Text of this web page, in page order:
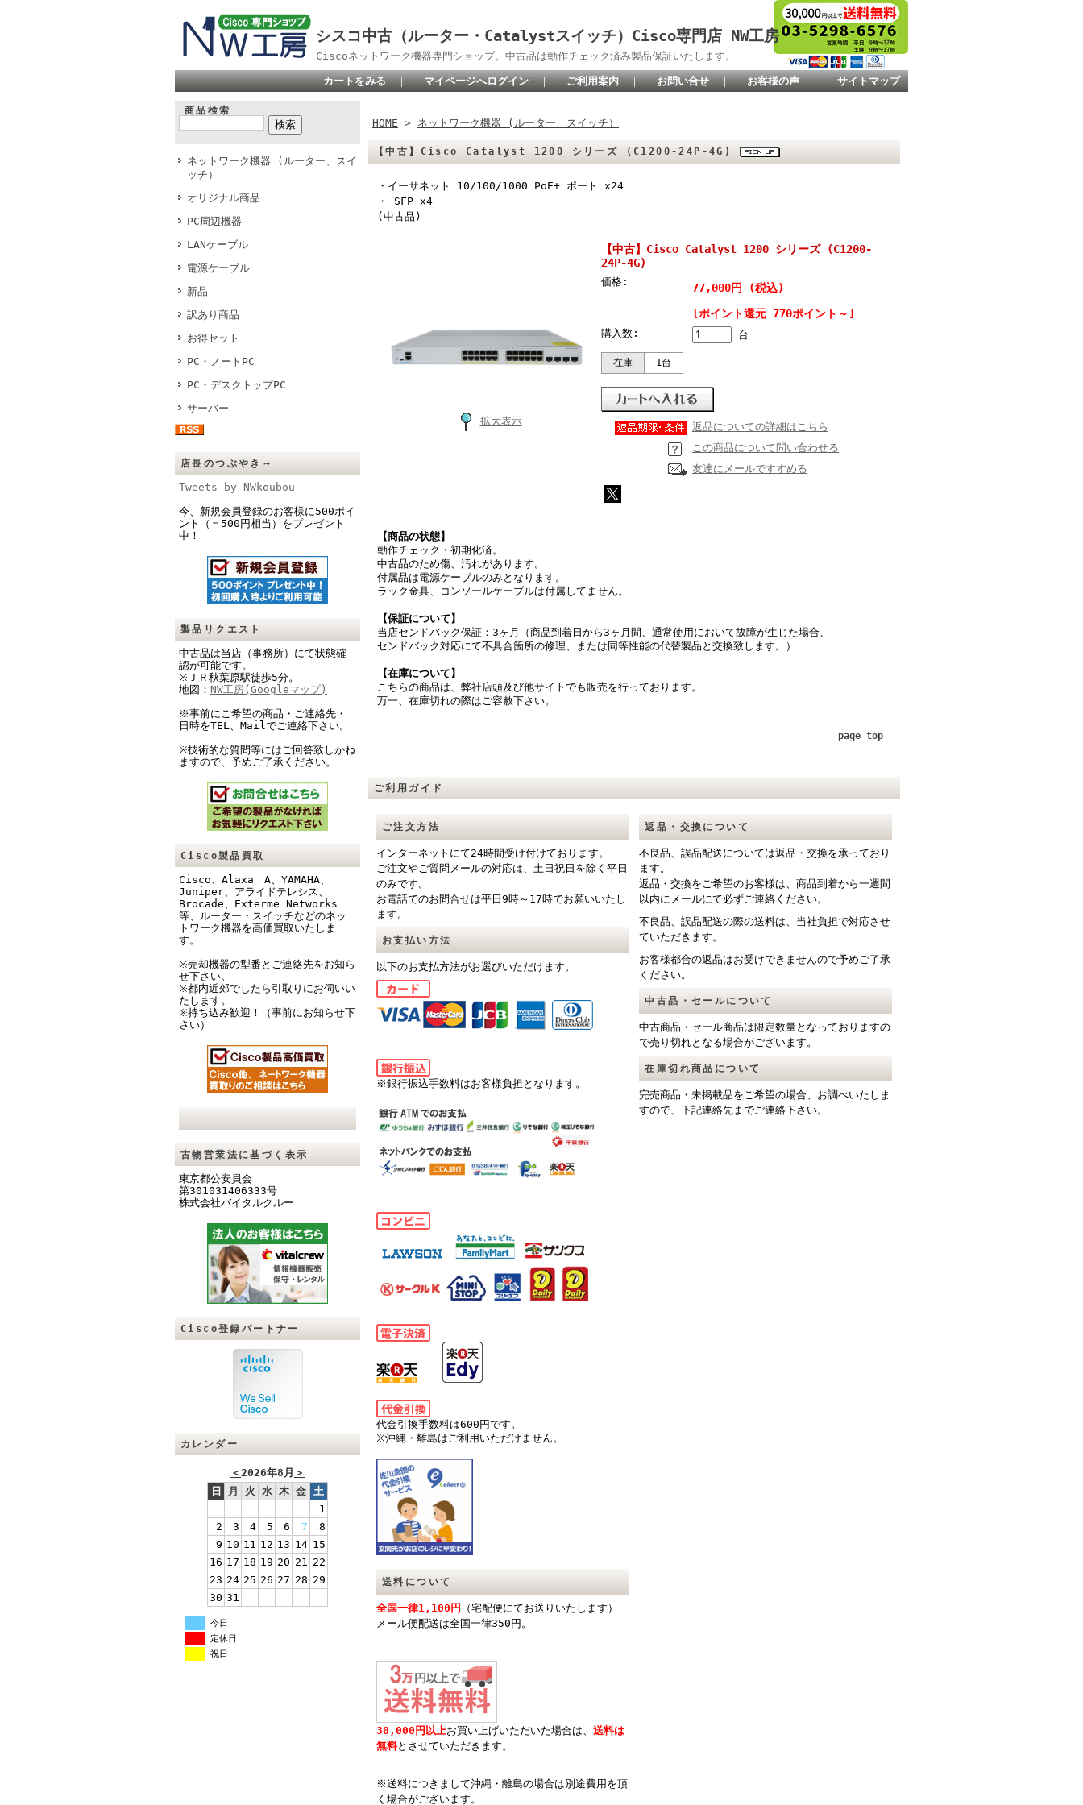
シスコ中古（ルーター・Catalystスイッチ）Cisco専門店 NW工房
Ciscoネットワーク機器専門ショップ。中古品は動作チェック済み製品保証いたします。
カートをみる ｜ マイページへログイン ｜ ご利用案内 ｜ お問い合せ ｜ お客様の声 ｜ サイトマップ
商品検索
ネットワーク機器 (ルーター、スイ
ッチ）
オリジナル商品
PC周辺機器
LANケーブル
電源ケーブル
新品
訳あり商品
お得セット
PC・ノートPC
PC・デスクトップPC
サーバー
店長のつぶやき～
Tweets by NWkoubou
今、新規会員登録のお客様に500ポイ
ント（＝500円相当）をプレゼント
中！
製品リクエスト
中古品は当店（事務所）にて状態確
認が可能です。
※ＪＲ秋葉原駅徒歩5分。
地図： NW工房(Googleマップ)
※事前にご希望の商品・ご連絡先・
日時をTEL、Mailでご連絡下さい。
※技術的な質問等にはご回答致しかね
ますので、予めご了承ください。
Cisco製品買取
Cisco、AlaxaｌA、YAMAHA、
Juniper、アライドテレシス、
Brocade、Exterme Networks
等、ルーター・スイッチなどのネッ
トワーク機器を高価買取いたしま
す。
※売却機器の型番とご連絡先をお知ら
せ下さい。
※都内近郊でしたら引取りにお伺いい
たします。
※持ち込み歓迎！（事前にお知らせ下
さい）
古物営業法に基づく表示
東京都公安員会
第301031406333号
株式会社バイタルクルー
Cisco登録パートナー
カレンダー
＜2026年8月 ＞
日
月 火 水 木 金 土
1
2
3 4 5 6 7
8
9 10 11 12 13 14 15
16 17 18 19 20 21 22
23 24 25 26 27 28 29
30 31
今日
定休日
祝日
HOME > ネットワーク機器 (ルーター、スイッチ）
【中古】Cisco Catalyst 1200 シリーズ (C1200-24P-4G)
・イーサネット 10/100/1000 PoE+ ポート x24
・ SFP x4
(中古品)
拡大表示
【中古】Cisco Catalyst 1200 シリーズ (C1200-
24P-4G)
価格:
77,000円 (税込)
[ポイント還元 770ポイント～]
購入数: 台
在庫 1台
返品についての詳細はこちら
この商品について問い合わせる
友達にメールですすめる
【商品の状態】
動作チェック・初期化済。
中古品のため傷、汚れがあります。
付属品は電源ケーブルのみとなります。
ラック金具、コンソールケーブルは付属してません。
【保証について】
当店センドバック保証：3ヶ月（商品到着日から3ヶ月間、通常使用において故障が生じた場合、
センドバック対応にて不具合箇所の修理、または同等性能の代替製品と交換致します。）
【在庫について】
こちらの商品は、弊社店頭及び他サイトでも販売を行っております。
万一、在庫切れの際はご容赦下さい。
page top
ご利用ガイド
ご注文方法
インターネットにて24時間受け付けております。
ご注文やご質問メールの対応は、土日祝日を除く平日
のみです。
お電話でのお問合せは平日9時～17時でお願いいたし
ます。
お支払い方法
以下のお支払方法がお選びいただけます。
※銀行振込手数料はお客様負担となります。
代金引換手数料は600円です。
※沖縄・離島はご利用いただけません。
送料について
全国一律1,100円
（宅配便にてお送りいたします）
メール便配送は全国一律350円。
30,000円以上お買い上げいただいた場合は、 送料は
無料とさせていただきます。
※送料につきまして沖縄・離島の場合は別途費用を頂
く場合がございます。
返品・交換について
不良品、誤品配送については返品・交換を承っており
ます。
返品・交換をご希望のお客様は、商品到着から一週間
以内にメールにて必ずご連絡ください。
不良品、誤品配送の際の送料は、当社負担で対応させ
ていただきます。
お客様都合の返品はお受けできませんので予めご了承
ください。
中古品・セールについて
中古商品・セール商品は限定数量となっておりますの
で売り切れとなる場合がございます。
在庫切れ商品について
完売商品・未掲載品をご希望の場合、お調べいたしま
すので、下記連絡先までご連絡下さい。